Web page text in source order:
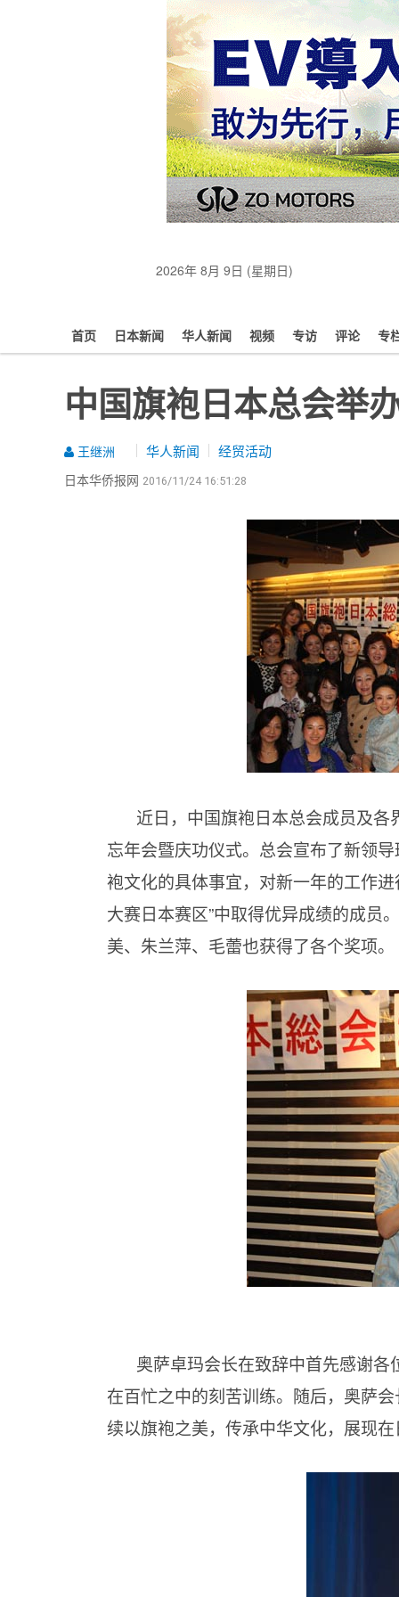
2026年 8月 9日 (星期日)
首页 日本新闻 华人新闻 视频 专访 评论 专
中国旗袍日本总会举
王继洲 华人新闻 经贸活动
日本华侨报网 2016/11/24 16:51:28
近日，中国旗袍日本总会成员及
忘年会暨庆功仪式。总会宣布了新领
袍文化的具体事宜，对新一年的工作
大赛日本赛区”中取得优异成绩的成员
美、朱兰萍、毛蕾也获得了各个奖项。
奥萨卓玛会长在致辞中首先感谢
在百忙之中的刻苦训练。随后，奥萨
续以旗袍之美，传承中华文化，展现